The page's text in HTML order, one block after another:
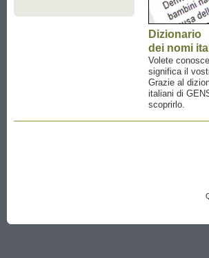
Dizionario
dei nomi
Volete
significa il
Grazie al
italiani di
scoprirlo.